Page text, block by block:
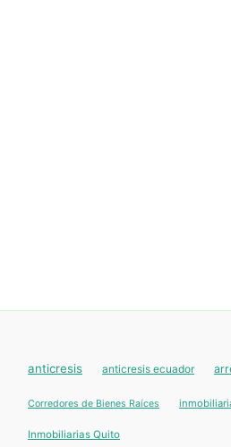
anticresis anticresis ecuador
Corredores de Bienes Raíces
Inmobiliarias Quito